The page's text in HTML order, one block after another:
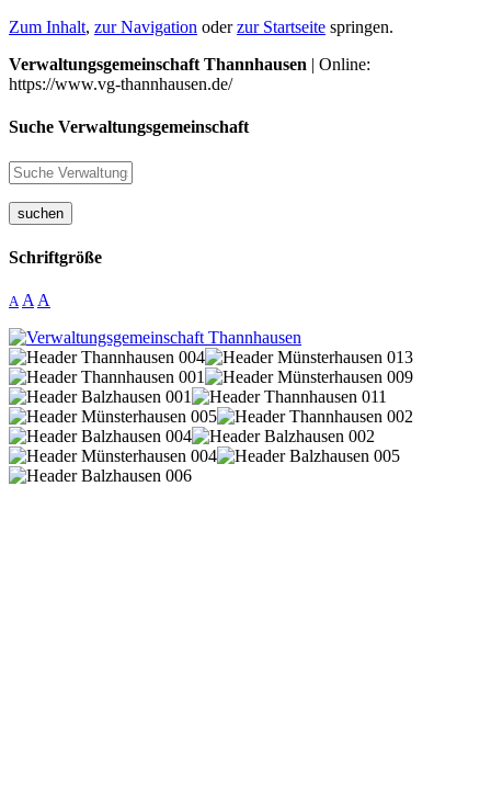
Zum Inhalt, zur Navigation oderzur Startseite springen.
Verwaltungsgemeinschaft Thannhausen | Online:
https://www.vg-thannhausen.de/
Suche Verwaltungsgemeinschaft
suchen
Schriftgröße
A A A